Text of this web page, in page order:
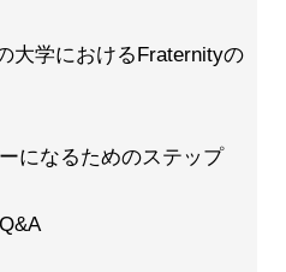
大学におけるFraternityの
になるためのステップ